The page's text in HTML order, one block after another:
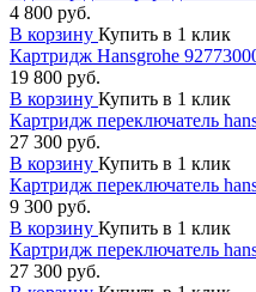
4 800 руб.
В корзину Купить в 1 клик
Картридж Hansgrohe
19 800 руб.
В корзину Купить в 1 клик
Картридж переключатель
27 300 руб.
В корзину Купить в 1 клик
Картридж переключатель
9 300 руб.
В корзину Купить в 1 клик
Картридж переключатель
27 300 руб.